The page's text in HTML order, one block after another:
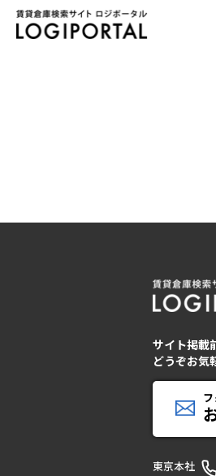
サイト掲載
どうぞお気
東京本社